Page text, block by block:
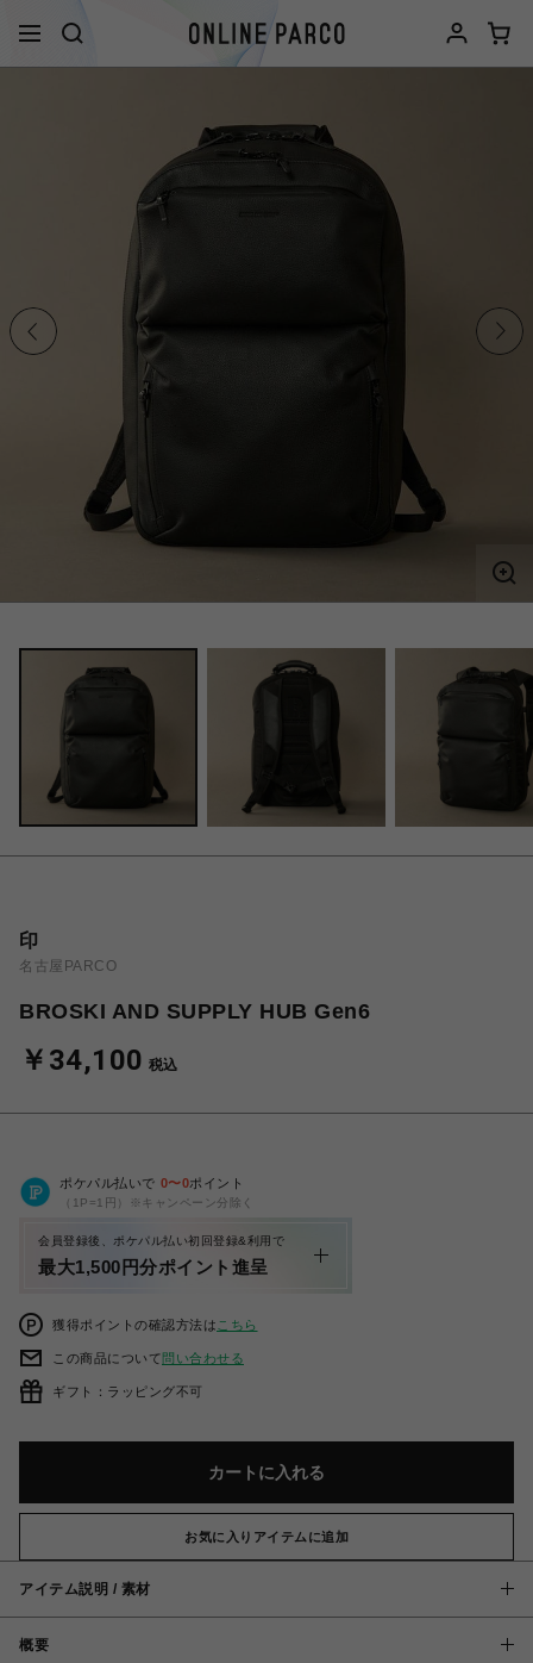
印
名古屋PARCO
BROSKI AND SUPPLY HUB Gen6
￥34,100 税込
ポケパル払いで 0〜0ポイント
（1P=1円）※キャンペーン分除く
会員登録後、ポケパル払い初回登録&利用で
最大1,500円分ポイント進呈
獲得ポイントの確認方法は こちら
この商品について問い合わせる
ギフト：ラッピング不可
カートに入れる
お気に入りアイテムに追加
アイテム説明 / 素材
概要